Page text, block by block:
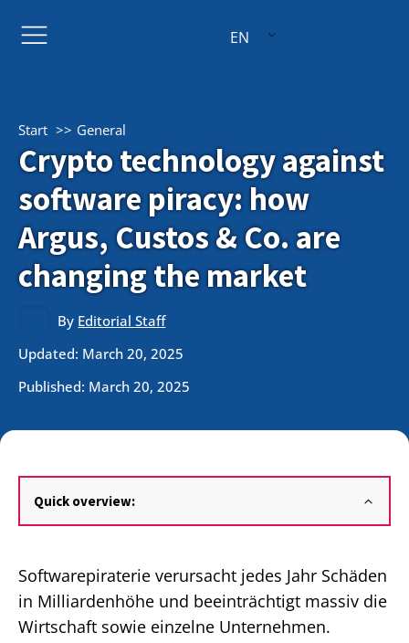
EN
Start General
Crypto technology against
software piracy: how
Argus, Custos & Co. are
changing the market
By Editorial Staff
Updated: March 20, 2025
Published: March 20, 2025
Quick overview:
Softwarepiraterie verursacht jedes Jahr Schäden
in Milliardenhöhe und beeinträchtigt massiv die
Wirtschaft sowie einzelne Unternehmen.